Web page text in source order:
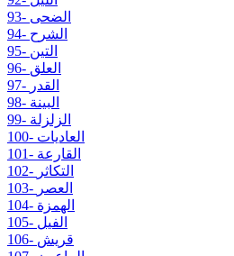
93- الضحى
94- الشرح
95- التين
96- العلق
97- القدر
98- البينة
99- الزلزلة
100- العاديات
101- القارعة
102- التكاثر
103- العصر
104- الهمزة
105- الفيل
106- قريش